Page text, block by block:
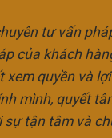
tư vấn
của khách
xem quyền và
mình, quyết
sự tận tâm và